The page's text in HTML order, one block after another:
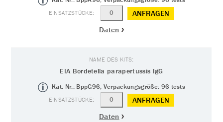
ANFRAGEN
Daten
EIA Bordetella parapertussis IgG
Kat. Nr.: BppG96, Verpackungsgröße: 96 tests
ANFRAGEN
Daten